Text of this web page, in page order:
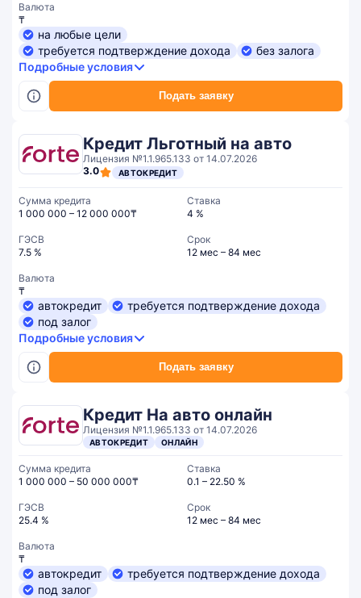
Подать заявку
Валюта
₸
на любые цели
требуется подтверждение дохода
без залога
Подробные условия
Кредит Льготный на авто
Лицензия №1.1.965.133 от 14.07.2026
3.0
АВТОКРЕДИТ
Подать заявку
Сумма кредита
1 000 000 – 12 000 000₸
Ставка
4 %
ГЭСВ
7.5 %
Срок
12 мес – 84 мес
Валюта
₸
автокредит
требуется подтверждение дохода
под залог
Подробные условия
Кредит На авто онлайн
Лицензия №1.1.965.133 от 14.07.2026
АВТОКРЕДИТ ОНЛАЙН
Сумма кредита
1 000 000 – 50 000 000₸
Ставка
0.1 – 22.50 %
ГЭСВ
25.4 %
Срок
12 мес – 84 мес
Валюта
₸
автокредит
требуется подтверждение дохода
под залог